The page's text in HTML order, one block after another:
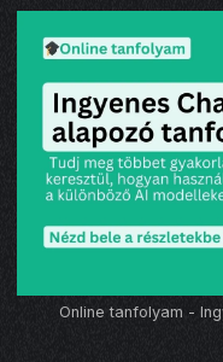
Online tanfolyam -